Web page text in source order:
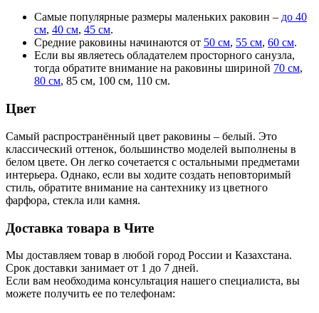
Самые популярные размеры маленьких раковин – до 40
см, 40 см, 45 см.
Средние раковины начинаются от 50 см, 55 см, 60 см.
Если вы являетесь обладателем просторного санузла,
тогда обратите внимание на раковины шириной 70 см,
80 см, 85 см, 100 см, 110 см.
Цвет
Самый распространённый цвет раковины – белый. Это
классический оттенок, большинство моделей выполнены в
белом цвете. Он легко сочетается с остальными предметами
интерьера. Однако, если вы ходите создать неповторимый
стиль, обратите внимание на сантехнику из цветного
фарфора, стекла или камня.
Доставка товара в Чите
Мы доставляем товар в любой город России и Казахстана.
Срок доставки занимает от 1 до 7 дней.
Если вам необходима консультация нашего специалиста, вы
можете получить ее по телефонам: